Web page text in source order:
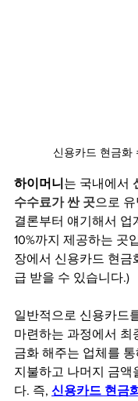
신용카드 현금화
하이머니 는 국내에서
수수료가 싼 곳으로
결론부터 얘기해서 업
10%까지 제공하는 곳
장에서 신용카드 현금
급 받을 수 있습니다.)
일반적으로 신용카드
마련하는 과정에서 최
금화 해주는 업체를
지불하고 나머지 금액
다. 즉, 신용카드 현금